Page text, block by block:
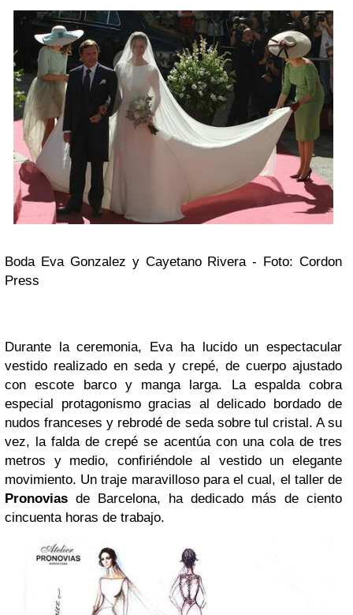
Boda Eva Gonzalez y Cayetano Rivera - Foto: Cordon
Press
Durante la ceremonia, Eva ha lucido un espectacular
vestido realizado en seda y crepé, de cuerpo ajustado
con escote barco y manga larga. La espalda cobra
especial protagonismo gracias al delicado bordado de
nudos franceses y rebrodé de seda sobre tul cristal. A su
vez, la falda de crepé se acentúa con una cola de tres
metros y medio, confiriéndole al vestido un elegante
movimiento. Un traje maravilloso para el cual, el taller de
Pronovias de Barcelona, ha dedicado más de ciento
cincuenta horas de trabajo.